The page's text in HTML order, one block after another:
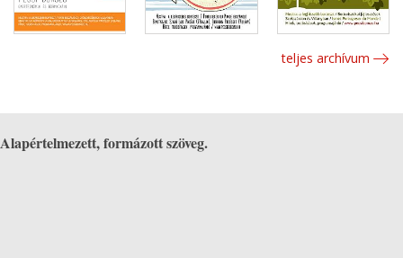
teljes archívum
Alapértelmezett, formázott szöveg.